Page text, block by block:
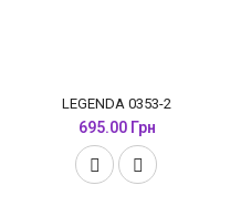
LEGENDA 0353-2
695.00 Грн